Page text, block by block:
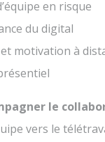
en risque
du digital
motivation à
le
vers le